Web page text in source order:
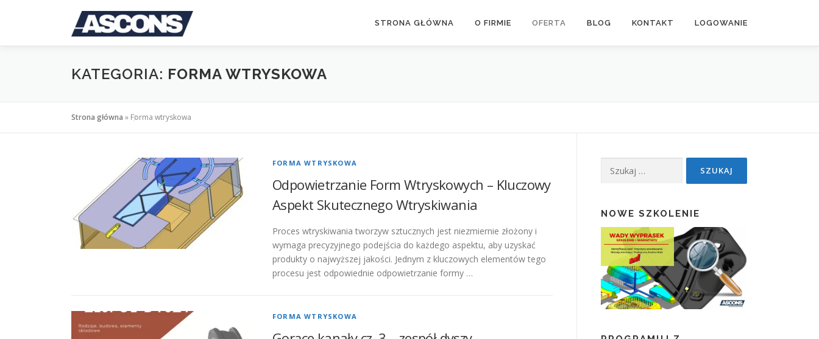
STRONA GŁÓWNA O FIRMIE OFERTA BLOG KONTAKT LOGOWANIE
KATEGORIA: FORMA WTRYSKOWA
Strona główna » Forma wtryskowa
FORMA WTRYSKOWA
Odpowietrzanie Form Wtryskowych – Kluczowy
Aspekt Skutecznego Wtryskiwania
Proces wtryskiwania tworzyw sztucznych jest niezmiernie złożony i
wymaga precyzyjnego podejścia do każdego aspektu, aby uzyskać
produkty o najwyższej jakości. Jednym z kluczowych elementów tego
procesu jest odpowiednie odpowietrzanie formy …
FORMA WTRYSKOWA
NOWE SZKOLENIE